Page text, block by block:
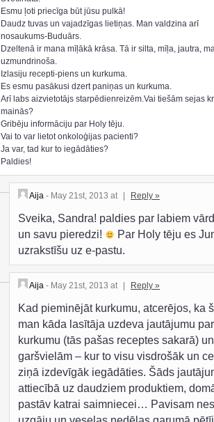
Esmu ļoti priecīga būt jūsu pulkā!
Daudz tuvas un vajadzīgas lietiņas. Man valdzina arī
nosaukums-Buduārs.
Dzeltenā ir mana mīļākā krāsa. Tā ir silta, mīļa, jautra,
uzmundrinoša.
Izlasiju recepti-piens un kurkuma.
Es esmu pasākusi dzert paniņas un kurkuma.
Arī labs aizvietotājs starpēdienreizēm.Vai tiešām sejas
mainās?
Gribēju informāciju par Holy tēju.
Vai to var lietot onkoloģijas pacienti?
Ja var, tad kur to iegādāties?
Paldies!
Aija - May 21st, 2013 at | Reply »
Sveika, Sandra! paldies par labiem
un savu pieredzi!
Par Holy tēju es
uzrakstīšu uz e-pastu.
Aija - May 21st, 2013 at Reply »
Kad pieminējāt kurkumu, atcerējos, ka
man kāda lasītāja uzdeva jautājumu par
kurkumu (tās pašas receptes sakarā) un
garšvielām – kur to visu visdrošāk un
ziņā izdevīgāk iegādāties. Šāds
attiecībā uz daudziem produktiem,
pastāv katrai saimniecei… Pavisam